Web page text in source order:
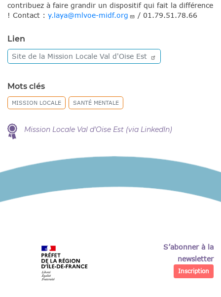
contribuez à faire grandir un dispositif qui fait la différence
! Contact : y.laya@mlvoe-midf.org / 01.79.51.78.66
Lien
Site de la Mission Locale Val d'Oise Est
Mots clés
MISSION LOCALE SANTÉ MENTALE
Mission Locale Val d'Oise Est (via LinkedIn)
S’abonner à la
newsletter
Inscription